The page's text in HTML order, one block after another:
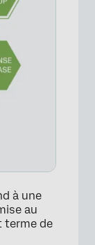
à une
au
terme de